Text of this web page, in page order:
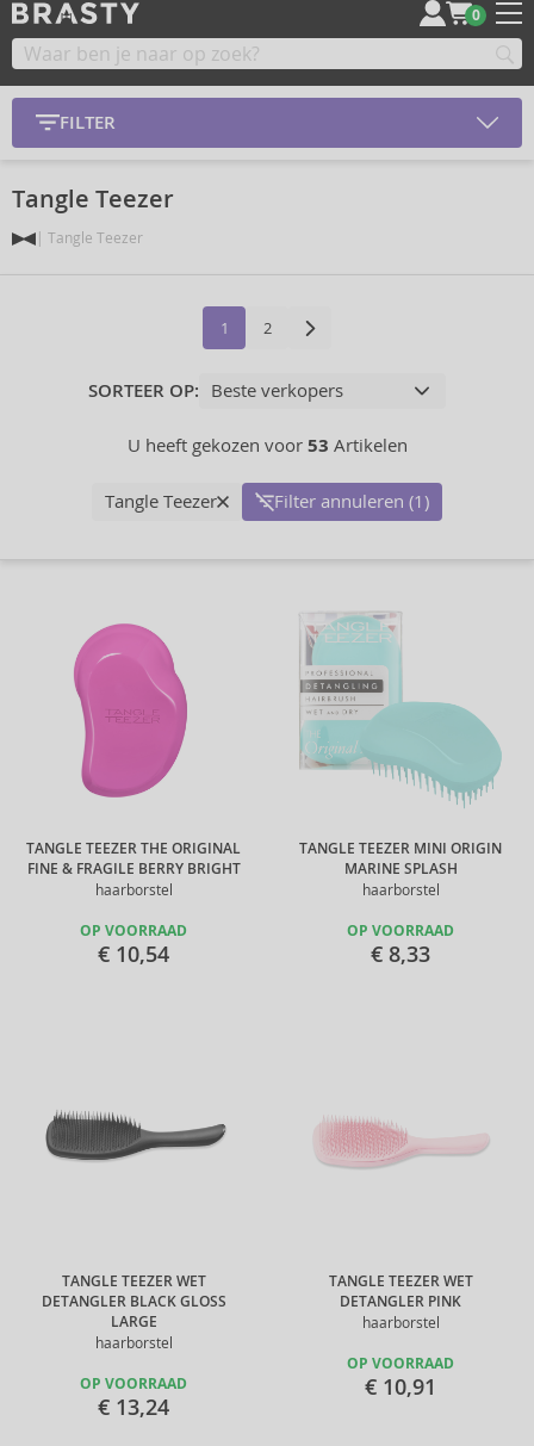
0
FILTER
Tangle Teezer
Tangle Teezer
1 2
SORTEER OP:
U heeft gekozen voor 53 Artikelen
Tangle Teezer Filter annuleren (1)
TANGLE TEEZER THE ORIGINAL
FINE & FRAGILE BERRY BRIGHT
haarborstel
OP VOORRAAD
€ 10,54
TANGLE TEEZER MINI ORIGIN
MARINE SPLASH
haarborstel
OP VOORRAAD
€ 8,33
TANGLE TEEZER WET
DETANGLER BLACK GLOSS
LARGE
haarborstel
OP VOORRAAD
€ 13,24
TANGLE TEEZER WET
DETANGLER PINK
haarborstel
OP VOORRAAD
€ 10,91